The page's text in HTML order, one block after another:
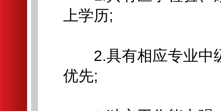
上学历;
2.具有相应专业中
优先;